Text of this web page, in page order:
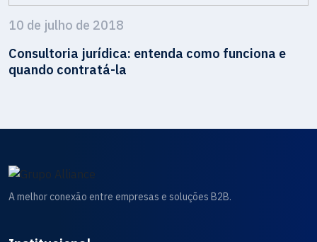
10 de julho de 2018
Consultoria jurídica: entenda como funciona e
quando contratá-la
A melhor conexão entre empresas e soluções B2B.